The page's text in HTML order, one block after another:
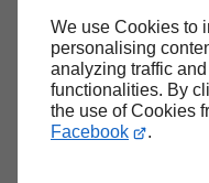
We use Cookies to
personalising
analyzing traffic
functionalities. By
the use of Cookies
Facebook
.